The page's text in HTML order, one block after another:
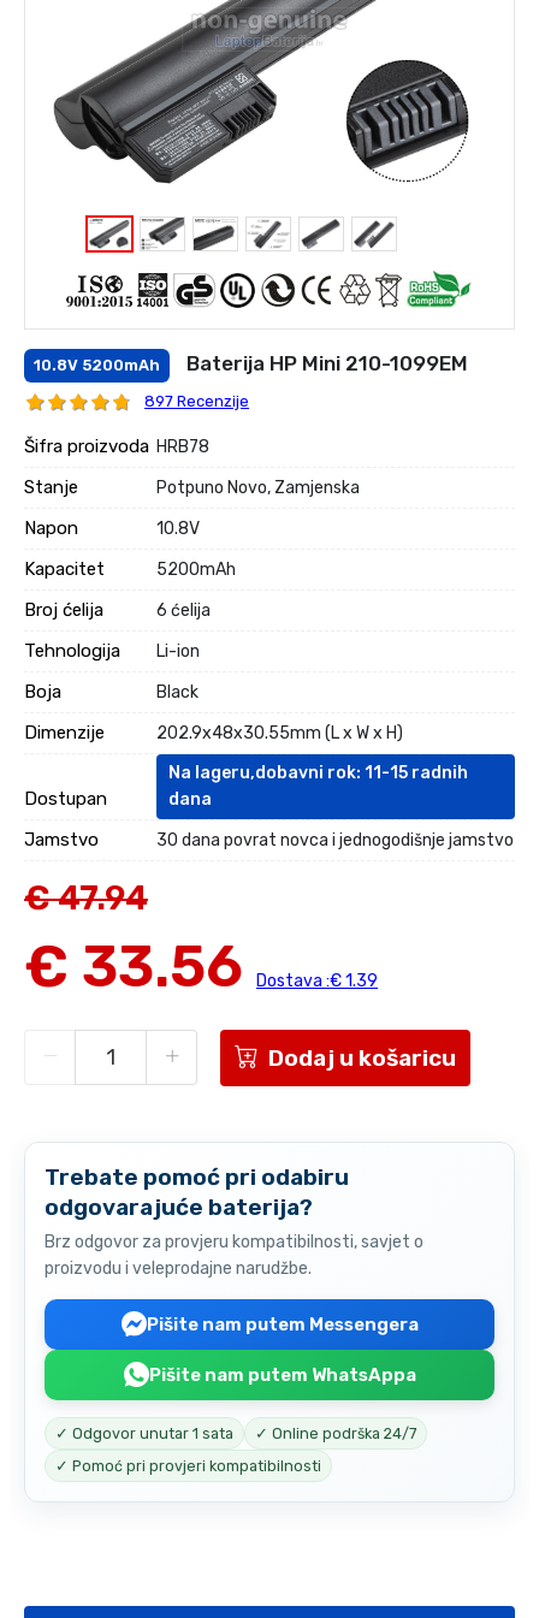
10.8V 5200mAh Baterija HP Mini 210-1099EM
897 Recenzije
Šifra proizvoda HRB78
Stanje Potpuno Novo, Zamjenska
Napon 10.8V
Kapacitet 5200mAh
Broj ćelija 6 ćelija
Tehnologija Li-ion
Boja Black
Dimenzije 202.9x48x30.55mm (L x W x H)
Dostupan
Na lageru,dobavni rok: 11-15 radnih
dana
Jamstvo 30 dana povrat novca i jednogodišnje jamstvo
€ 47.94
€ 33.56 Dostava :€ 1.39
Dodaj u košaricu
Trebate pomoć pri odabiru
odgovarajuće baterija?
Brz odgovor za provjeru kompatibilnosti, savjet o
proizvodu i veleprodajne narudžbe.
Pišite nam putem Messengera
Pišite nam putem WhatsAppa
✓ Odgovor unutar 1 sata
✓ Online podrška 24/7
✓ Pomoć pri provjeri kompatibilnosti